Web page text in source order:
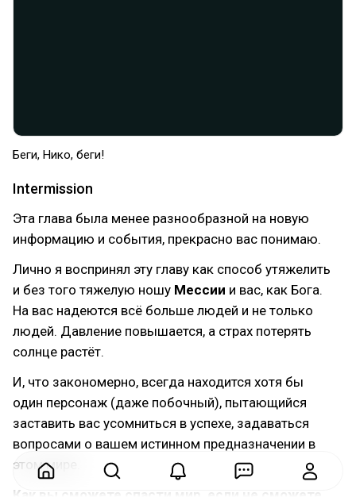
Беги, Нико, беги!
Intermission
Эта глава была менее разнообразной на новую
информацию и события, прекрасно вас понимаю.
Лично я воспринял эту главу как способ утяжелить
и без того тяжелую ношу Мессии и вас, как Бога.
На вас надеются всё больше людей и не только
людей. Давление повышается, а страх потерять
солнце растёт.
И, что закономерно, всегда находится хотя бы
один персонаж (даже побочный), пытающийся
заставить вас усомниться в успехе, задаваться
вопросами о вашем истинном предназначении в
этом мире.